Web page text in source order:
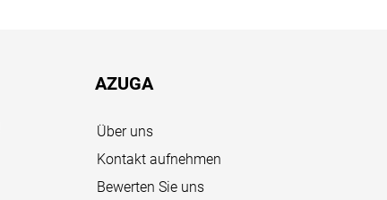
AZUGA
Über uns
Kontakt aufnehmen
Bewerten Sie uns